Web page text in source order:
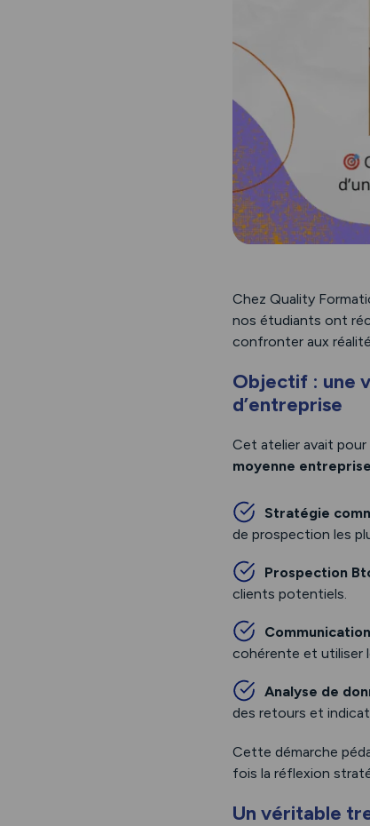
Chez Quality
nos étudiants ont
confronter aux
Objectif : une
d’entreprise
Cet atelier avait
moyenne entreprise
Stratégie
de prospection les
Prospection
clients potentiels.
cohérente et utiliser
Analyse de
des retours et
Cette démarche
fois la réflexion
Un véritable